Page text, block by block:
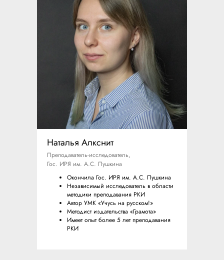
Наталья Алкснит
Преподаватель-исследователь,
Гос. ИРЯ им. А.С. Пушкина
Окончила Гос. ИРЯ им. А.С. Пушкина
Независимый исследователь в области
методики преподавания РКИ
Автор УМК «Учусь на русском!»
Методист издательства «Грамота»
Имеет опыт более 5 лет преподавания
РКИ